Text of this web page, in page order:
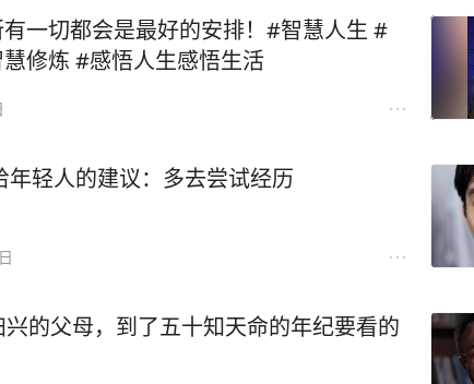
一切都会是最好的安排！#智慧人生 #
修炼 #感悟人生感悟生活
轻人的建议：多去尝试经历
的父母，到了五十知天命的年纪要看的